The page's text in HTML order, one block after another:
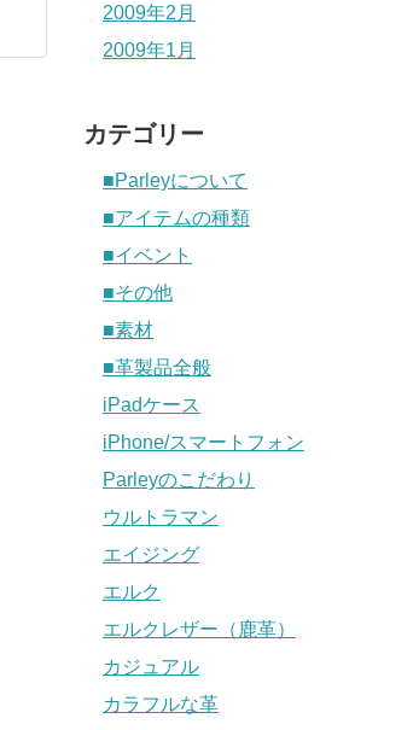
2009年2月
2009年1月
カテゴリー
■Parleyについて
■アイテムの種類
■イベント
■その他
■素材
■革製品全般
iPadケース
iPhone/スマートフォン
Parleyのこだわり
ウルトラマン
エイジング
エルク
エルクレザー（鹿革）
カジュアル
カラフルな革